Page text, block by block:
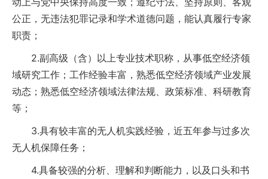
公正，无违法犯罪记录和学术道德问题，能认真履行专家
职责；
2.副高级（含）以上专业技术职称，从事低空经济领
域研究工作；工作经验丰富，熟悉低空经济领域产业发展
动态；熟悉低空经济领域法律法规、政策标准、科研教育
等；
3.具有较丰富的无人机实践经验，近五年参与过多次
无人机保障任务；
4.具备较强的分析、理解和判断能力，以及口头和书